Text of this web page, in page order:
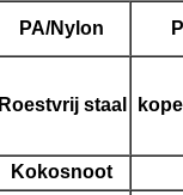
PA/Nylon
Roestvrij staal
Kokosnoot